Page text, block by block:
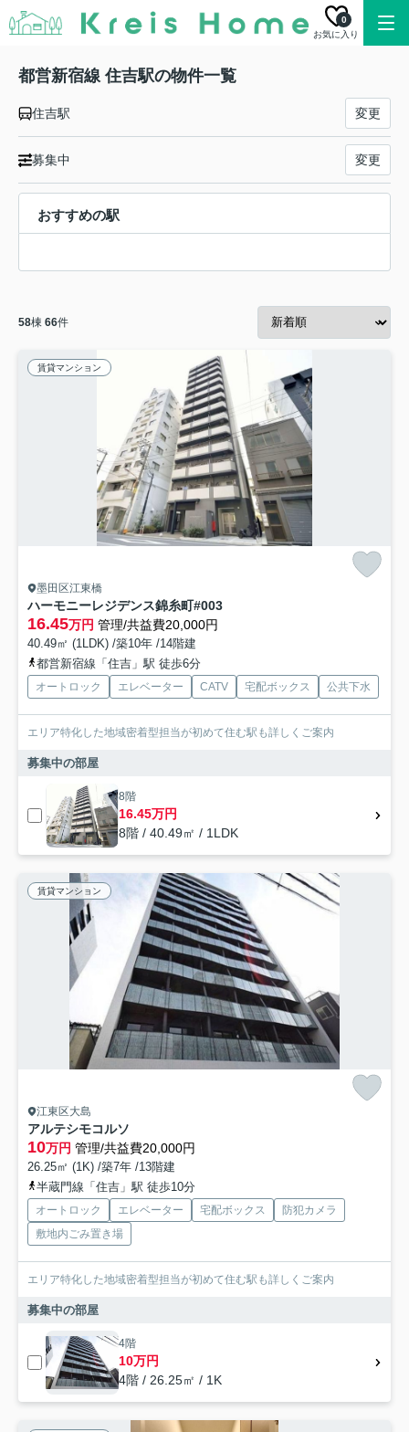
お気に入り
0
都営新宿線 住吉駅の物件一覧
住吉駅 変更
募集中 変更
おすすめの駅
58棟 66件
賃貸マンション
墨田区江東橋
ハーモニーレジデンス錦糸町#003
16.45万円 管理/共益費20,000円
40.49㎡ (1LDK) /築10年 /14階建
都営新宿線「住吉」駅 徒歩6分
オートロック エレベーター CATV 宅配ボックス 公共下水
エリア特化した地域密着型担当が初めて住む駅も詳しくご案内
募集中の部屋
8階
16.45万円
8階 / 40.49㎡ / 1LDK
賃貸マンション
江東区大島
アルテシモコルソ
10万円 管理/共益費20,000円
26.25㎡ (1K) /築7年 /13階建
半蔵門線「住吉」駅 徒歩10分
オートロック エレベーター 宅配ボックス
防犯カメラ
敷地内ごみ置き場
エリア特化した地域密着型担当が初めて住む駅も詳しくご案内
募集中の部屋
4階
10万円
4階 / 26.25㎡ / 1K